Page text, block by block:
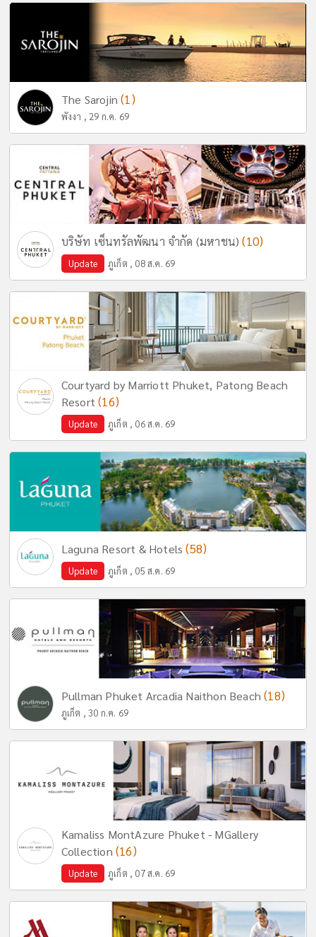
The Sarojin(1)
พังงา , 29 ก.ค. 69
บริษัท เซ็นทรัลพัฒนา จำกัด (มหาชน)(10)
Update ภูเก็ต , 08 ส.ค. 69
Courtyard by Marriott Phuket, Patong Beach
Resort(16)
Update ภูเก็ต , 06 ส.ค. 69
Laguna Resort & Hotels(58)
Update ภูเก็ต , 05 ส.ค. 69
Pullman Phuket Arcadia Naithon Beach(18)
ภูเก็ต , 30 ก.ค. 69
Kamaliss MontAzure Phuket - MGallery
Collection (16)
Update ภูเก็ต , 07 ส.ค. 69